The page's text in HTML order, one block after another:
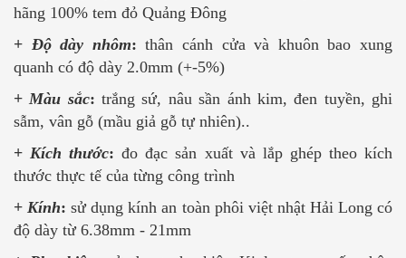
hãng 100% tem đỏ Quảng Đông
+ Độ dày nhôm: thân cánh cửa và khuôn bao xung
quanh có độ dày 2.0mm (+-5%)
+ Màu sắc: trắng sứ, nâu sần ánh kim, đen tuyền, ghi
sẫm, vân gỗ (mầu giả gỗ tự nhiên)..
+ Kích thước: đo đạc sản xuất và lắp ghép theo kích
thước thực tế của từng công trình
+ Kính: sử dụng kính an toàn phôi việt nhật Hải Long có
độ dày từ 6.38mm - 21mm